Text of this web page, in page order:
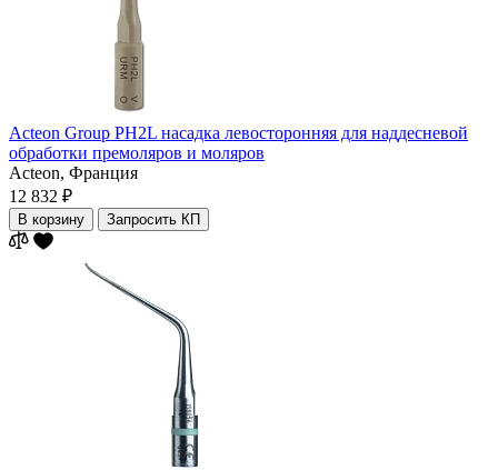
Acteon Group PH2L насадка левосторонняя для наддесневой
обработки премоляров и моляров
Acteon, Франция
12 832 ₽
В корзину Запросить КП